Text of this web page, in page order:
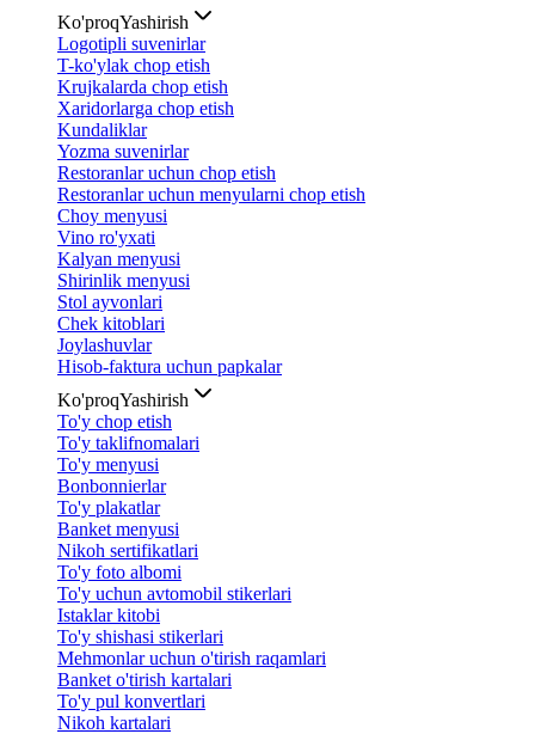
Ko'proqYashirish
Logotipli suvenirlar
T-ko'ylak chop etish
Krujkalarda chop etish
Xaridorlarga chop etish
Kundaliklar
Yozma suvenirlar
Restoranlar uchun chop etish
Restoranlar uchun menyularni chop etish
Choy menyusi
Vino ro'yxati
Kalyan menyusi
Shirinlik menyusi
Stol ayvonlari
Chek kitoblari
Joylashuvlar
Hisob-faktura uchun papkalar
Ko'proqYashirish
To'y chop etish
To'y taklifnomalari
To'y menyusi
Bonbonnierlar
To'y plakatlar
Banket menyusi
Nikoh sertifikatlari
To'y foto albomi
To'y uchun avtomobil stikerlari
Istaklar kitobi
To'y shishasi stikerlari
Mehmonlar uchun o'tirish raqamlari
Banket o'tirish kartalari
To'y pul konvertlari
Nikoh kartalari